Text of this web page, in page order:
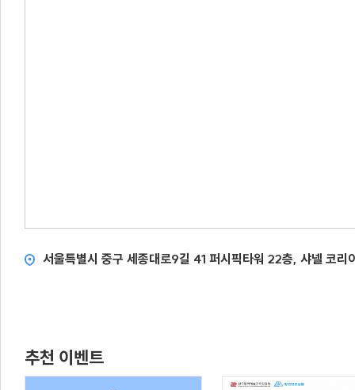
서울특별시 중구 세종대로9길 41 퍼시픽타워 22층, 샤넬 코리
추천 이벤트